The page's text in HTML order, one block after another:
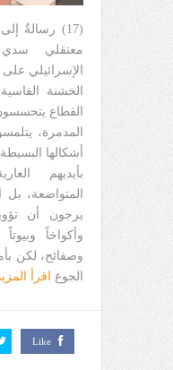
(17) رسالةٌ
معتقلي سدي
الإسرائيلي
الخشنة
القطاع
المدمرة،
أشكالها
بأيديهم
المتواضعة، بل
يرجون أن
وأكواخاً
وصفائح، لكن
الجوع
اقرأ
Like